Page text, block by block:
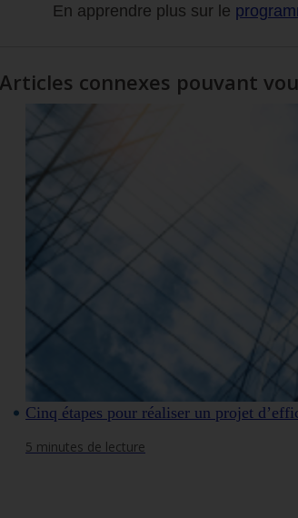
En apprendre plus sur le
Articles connexes pouvant
Cinq étapes pour réaliser un projet
5 minutes de lecture